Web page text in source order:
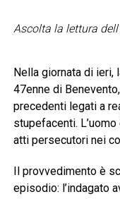
Ascolta la lettura
Nella giornata di ieri,
47enne di
precedenti legati a
stupefacenti.
atti persecutori nei
Il provvedimento è
episodio: l’indagato